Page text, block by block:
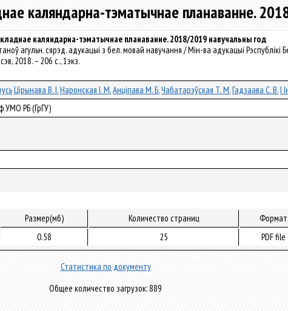
каляндарна-тэматычнае планаванне.
каляндарна-тэматычнае планаванне. 2018/2019 навучальны год
агульн. сярэд. адукацыі з бел. мовай навучання / Мін-ва адукацыі Рэспублікі
2018. – 206 с., 1экз.
Цірынава В. І.Наронская І. М.Анціпава М. Б.Чабатарэўская Т. М.Гадзаава С. В.І
УМО РБ (ГрГУ)
Размер(мб) Количество страниц
Формат
0.58 25 PDF file
Статистика по документу
Общее количество загрузок: 889